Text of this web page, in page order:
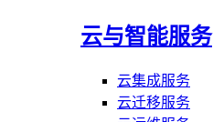
云与智能服务
云集成服务
云迁移服务